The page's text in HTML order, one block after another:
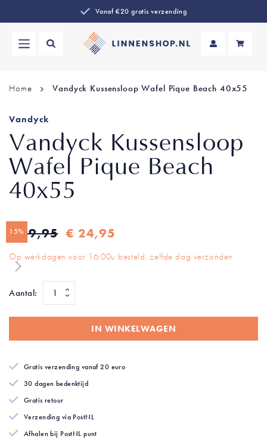
Vanaf €20 gratis verzending
Home Vandyck Kussensloop Wafel Pique Beach 40x55
Vandyck
Vandyck Kussensloop
Wafel Pique Beach
40x55
Ga
naar
einde
van
afbeeldingen-
15%
Ga
naar
begin
van
afbeeldingen-
€ 29,95 € 24,95
Op werkdagen voor 16:00u besteld, zelfde dag verzonden
Aantal:
IN WINKELWAGEN
Gratis verzending vanaf 20 euro
30 dagen bedenktijd
Gratis retour
Verzending via PostNL
Afhalen bij PostNL punt